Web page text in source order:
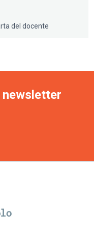
del docente
newsletter